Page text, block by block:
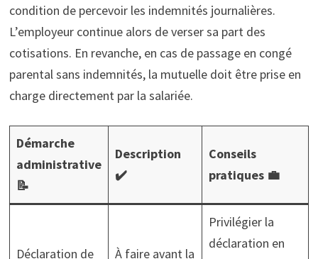
condition de percevoir les indemnités journalières.
L’employeur continue alors de verser sa part des
cotisations. En revanche, en cas de passage en congé
parental sans indemnités, la mutuelle doit être prise en
charge directement par la salariée.
Démarche
administrative
📝
Description
✔️
Conseils
pratiques 💼
Déclaration de
À faire avant la
Privilégier la
déclaration en